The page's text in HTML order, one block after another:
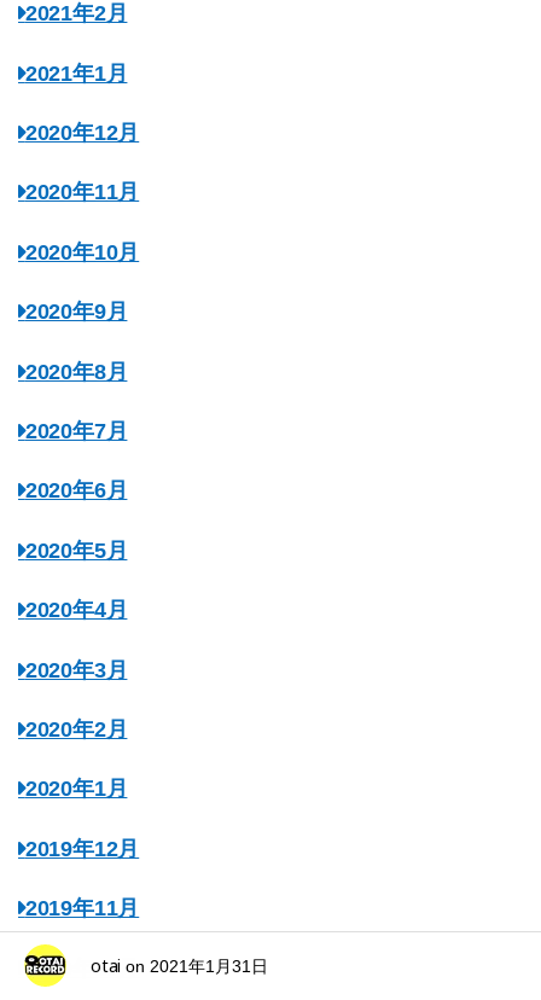
2021年2月
2021年1月
2020年12月
2020年11月
2020年10月
2020年9月
2020年8月
2020年7月
2020年6月
2020年5月
2020年4月
2020年3月
2020年2月
2020年1月
2019年12月
2019年11月
2019年10月
otai on 2021年1月31日